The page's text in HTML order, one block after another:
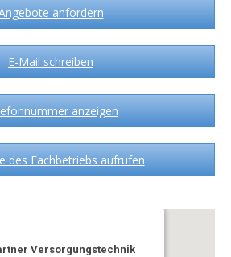
anfordern
E-Mail schreiben
anzeigen
des Fachbetriebs aufrufen
Versorgungstechnik